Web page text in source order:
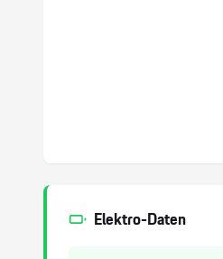
Elektro-Daten